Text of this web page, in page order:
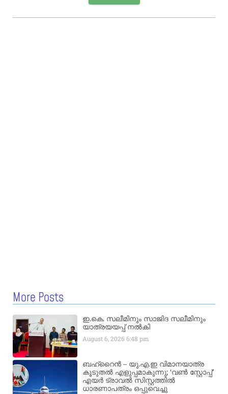
More Posts
ഇ.കെ. സലീമിനും സാജിദ സലീമിനും
യാത്രയയപ്പ് നൽകി
August 6, 20266:48 pm
ബഹ്‌റൈൻ – യു.എ.ഇ വിമാനയാത്ര
കൂടുതൽ എളുപ്പമാകുന്നു; ‘വൺ സ്റ്റോപ്പ്’
എയർ ട്രാവൽ സിസ്റ്റത്തിൽ
ധാരണാപത്രം ഒപ്പുവെച്ചു